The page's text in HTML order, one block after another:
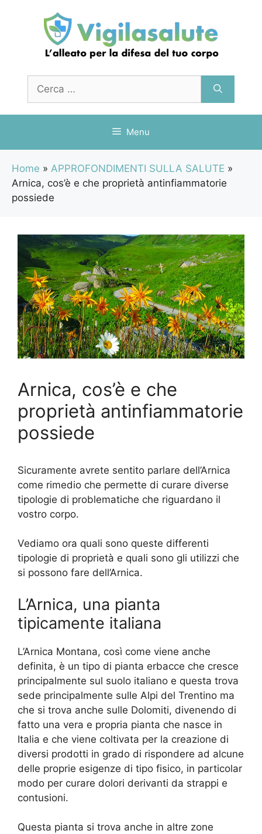
contenuto
per:
Menu
Home » APPROFONDIMENTI SULLA SALUTE »
Arnica, cos’è e che proprietà antinfiammatorie
possiede
Arnica, cos’è e che
proprietà antinfiammatorie
possiede
Sicuramente avrete sentito parlare dell’Arnica
come rimedio che permette di curare diverse
tipologie di problematiche che riguardano il
vostro corpo.
Vediamo ora quali sono queste differenti
tipologie di proprietà e quali sono gli utilizzi che
si possono fare dell’Arnica.
L’Arnica, una pianta
tipicamente italiana
L’Arnica Montana, così come viene anche
definita, è un tipo di pianta erbacce che cresce
principalmente sul suolo italiano e questa trova
sede principalmente sulle Alpi del Trentino ma
che si trova anche sulle Dolomiti, divenendo di
fatto una vera e propria pianta che nasce in
Italia e che viene coltivata per la creazione di
diversi prodotti in grado di rispondere ad alcune
delle proprie esigenze di tipo fisico, in particolar
modo per curare dolori derivanti da strappi e
contusioni.
Questa pianta si trova anche in altre zone